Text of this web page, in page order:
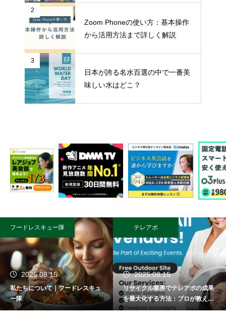
2
Zoom Phoneの使い方：基本操作
から活用方法まで詳しく解説
3
日本が誇る名水百選の中で一番美
味しい水はどこ？
フードレスキュー隊
2025.08.15
私たちについて｜フードレスキュ
ー隊
テレアポ
2025.08.15
リサイクル業界でテレアポの成果
を最大化する方法：プロが教える
成功術